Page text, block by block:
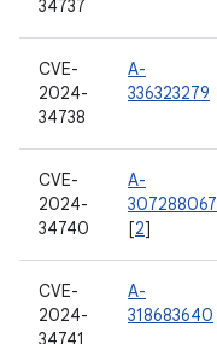
34737
CVE-
2024-
34738
A-
336323279
CVE-
2024-
34740
A-
307288067
[2]
CVE-
2024-
34741
A-
318683640